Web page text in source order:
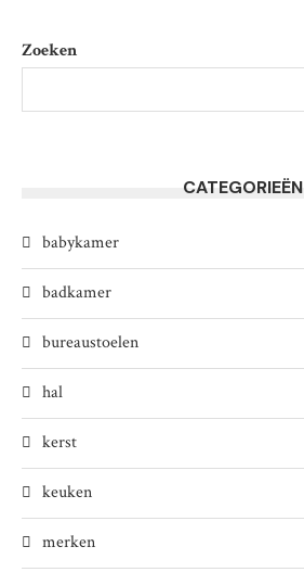
Zoeken
CATEGORIEËN
babykamer
badkamer
bureaustoelen
hal
kerst
keuken
merken